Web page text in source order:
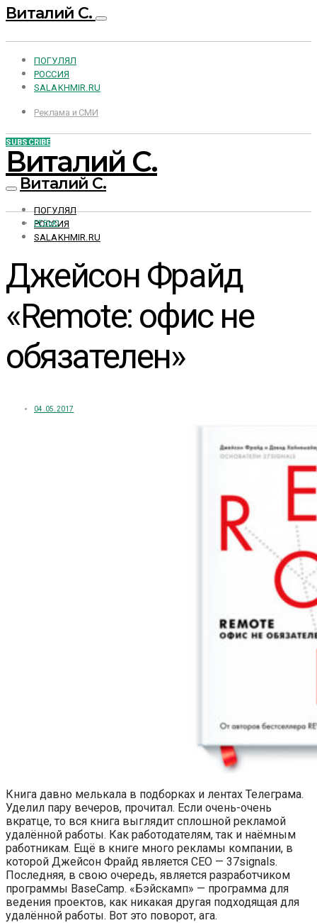
Виталий С.
ПОГУЛЯЛ
РОССИЯ
SALAKHMIR.RU
Реклама и СМИ
SUBSCRIBE
Виталий С.
Виталий С.
ПОГУЛЯЛ
РОССИЯ
SALAKHMIR.RU
РЕВЬЮ
Джейсон Фрайд
«Remote: офис не
обязателен»
04.05.2017
Книга давно мелькала в подборках и лентах Телеграма.
Уделил пару вечеров, прочитал. Если очень-очень
вкратце, то вся книга выглядит сплошной рекламой
удалённой работы. Как работодателям, так и наёмным
работникам. Ещё в книге много рекламы компании, в
которой Джейсон Фрайд является CEO — 37signals.
Последняя, в свою очередь, является разработчиком
программы BaseCamp. «Бэйскамп» — программа для
ведения проектов, как никакая другая подходящая для
удалённой работы. Вот это поворот, ага.